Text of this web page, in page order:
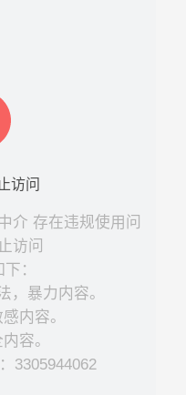
访问
介 存在违规使用问
访问
：
，暴力内容。
内容。
容。
3305944062